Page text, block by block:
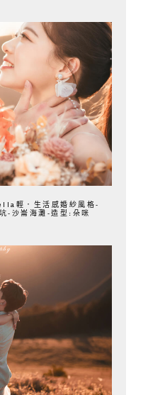
輕．生活感婚紗風格-
-沙崙海灘-造型:朵咪